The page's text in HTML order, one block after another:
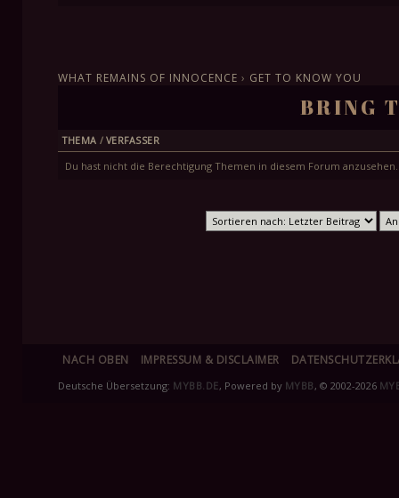
WHAT REMAINS OF INNOCENCE › GET TO KNOW YOU
BRING
THEMA / VERFASSER
Du hast nicht die Berechtigung Themen in diesem Forum anzusehen.
NACH OBEN IMPRESSUM & DISCLAIMER
Deutsche Übersetzung: MYBB.DE, Powered by MYBB , © 2002-2026